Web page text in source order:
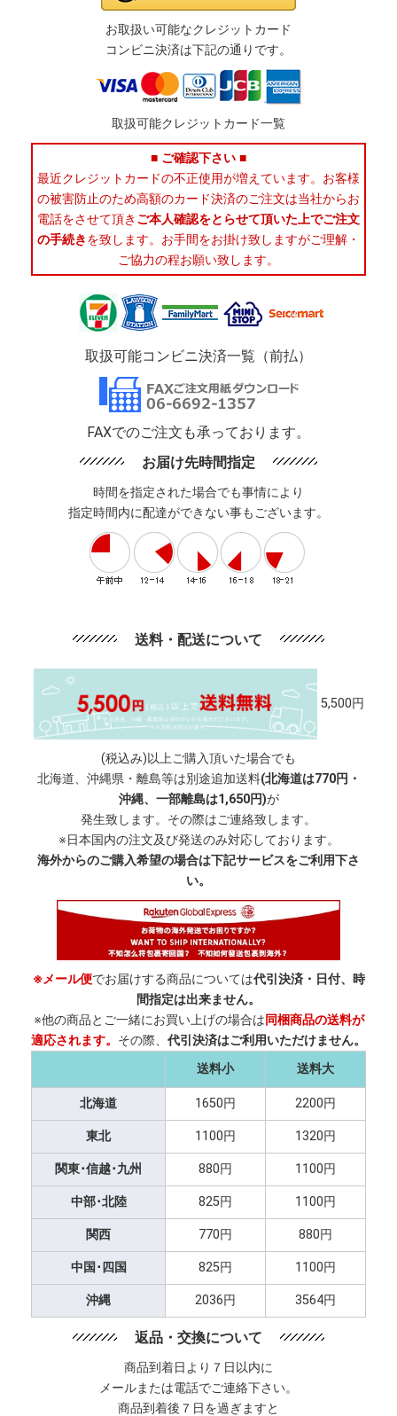
お取扱い可能なクレジットカード
コンビニ決済は下記の通りです。
取扱可能クレジットカード一覧
■ ご確認下さい ■
最近クレジットカードの不正使用が増えています。お客様
の被害防止のため高額のカード決済のご注文は当社からお
電話をさせて頂き ご本人確認をとらせて頂いた上でご注文
の手続きを致します。お手間をお掛け致しますがご理解・
ご協力の程お願い致します。
取扱可能コンビニ決済一覧（前払）
FAXでのご注文も承っております。
お届け先時間指定
時間を指定された場合でも事情により
指定時間内に配達ができない事もございます。
送料・配送について
5,500円
(税込み)以上ご購入頂いた場合でも
北海道、沖縄県・離島等は別途追加送料(北海道は770円・
沖縄、一部離島は1,650円)が
発生致します。その際はご連絡致します。
※日本国内の注文及び発送のみ対応しております。
海外からのご購入希望の場合は下記サービスをご利用下さ
い。
※メール便でお届けする商品については代引決済・日付、時
間指定は出来ません。
※他の商品とご一緒にお買い上げの場合は同梱商品の送料が
適応されます。 その際、 代引決済はご利用いただけません。
送料小
送料大
北海道 1650円 2200円
東北 1100円 1320円
関東･信越･九州 880円 1100円
中部･北陸 825円 1100円
関西 770円 880円
中国･四国 825円 1100円
沖縄 2036円 3564円
返品・交換について
商品到着日より７日以内に
メールまたは電話でご連絡下さい。
商品到着後７日を過ぎますと